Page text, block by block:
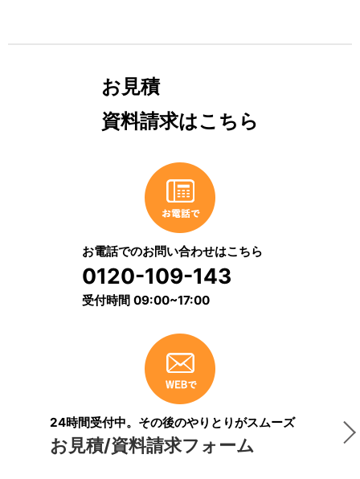
お見積
資料請求はこちら
お電話でのお問い合わせはこちら
0120-109-143
受付時間 09:00~17:00
24時間受付中。その後のやりとりがスムーズ
お見積/資料請求フォーム